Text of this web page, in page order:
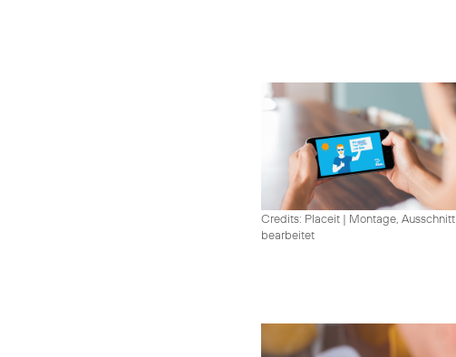
Credits: Placeit | Montage, Ausschnitt
bearbeitet